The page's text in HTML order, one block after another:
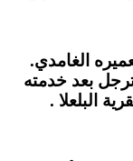
الغامدي.
بعد خدمته